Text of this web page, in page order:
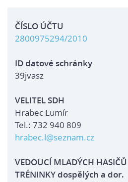
ČÍSLO ÚČTU
2800975294/2010
ID datové schránky
39jvasz
VELITEL SDH
Hrabec Lumír
Tel.: 732 940 809
hrabec.l@seznam.cz
VEDOUCÍ MLADÝCH HASIČŮ
TRÉNINKY dospělých a dor.